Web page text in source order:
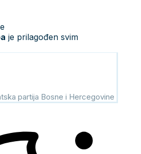
je prilagođen svim
partija Bosne i Hercegovine